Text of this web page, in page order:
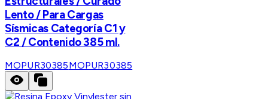
Lento / Para Cargas
Sísmicas Categoría C1 y
C2 / Contenido 385 ml.
MOPUR30385MOPUR30385